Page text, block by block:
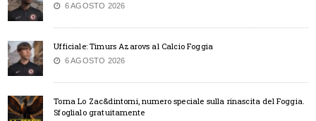
6 AGOSTO 2026
Ufficiale: Timurs Azarovs al Calcio Foggia
6 AGOSTO 2026
Torna Lo Zac&dintorni, numero speciale sulla rinascita del Foggia.
Sfoglialo gratuitamente